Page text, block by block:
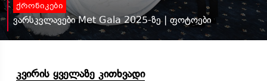
ქრონიკები
ვარსკვლავები Met Gala 2025-ზე | ფოტოები
კვირის ყველაზე კითხვადი